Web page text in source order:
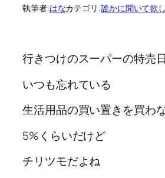
執筆者:はなカテゴリ:誰かに聞いて欲
行きつけのスーパーの特売日
いつも忘れている
生活用品の買い置きを買わ
5%くらいだけど
チリツモだよね